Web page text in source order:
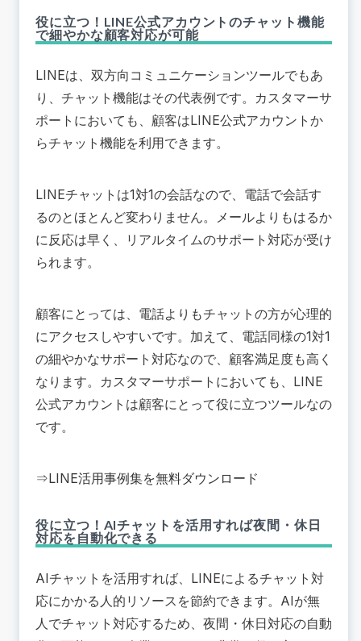
役に立つ！LINE公式アカウントのチャット機能
で細やかな顧客対応が可能
LINEは、双方向コミュニケーションツールでもあ
り、チャット機能はその代表例です。カスタマーサ
ポートにおいても、顧客はLINE公式アカウントか
らチャット機能を利用できます。
LINEチャットは1対1の会話なので、電話で会話す
るのとほとんど変わりません。メールよりもはるか
に反応は早く、リアルタイムのサポート対応が受け
られます。
顧客にとっては、電話よりもチャットの方が心理的
にアクセスしやすいです。加えて、電話同様の1対1
の細やかなサポート対応なので、顧客満足度も高く
なります。カスタマーサポートにおいても、LINE
公式アカウントは顧客にとって役に立つツールなの
です。
⇒LINE活用事例集を無料ダウンロード
役に立つ！AIチャットを活用すれば夜間・休日
対応を自動化できる
AIチャットを活用すれば、LINEによるチャット対
応にかかる人的リソースを節約できます。AIが無
人でチャット対応するため、夜間・休日対応の自動